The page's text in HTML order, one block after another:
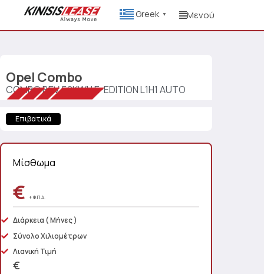
Greek ▼ Μενού
Opel Combo
COMBO BEV 50KWH E-EDITION L1H1 AUTO
Επιβατικά
Μίσθωμα
€ + Φ.Π.Α.
Διάρκεια ( Μήνες )
Σύνολο Χιλιομέτρων
Λιανική Τιμή
€